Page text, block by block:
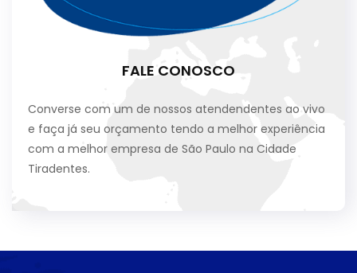
FALE CONOSCO
Converse com um de nossos atendendentes ao vivo
e faça já seu orçamento tendo a melhor experiência
com a melhor empresa de São Paulo na Cidade
Tiradentes.